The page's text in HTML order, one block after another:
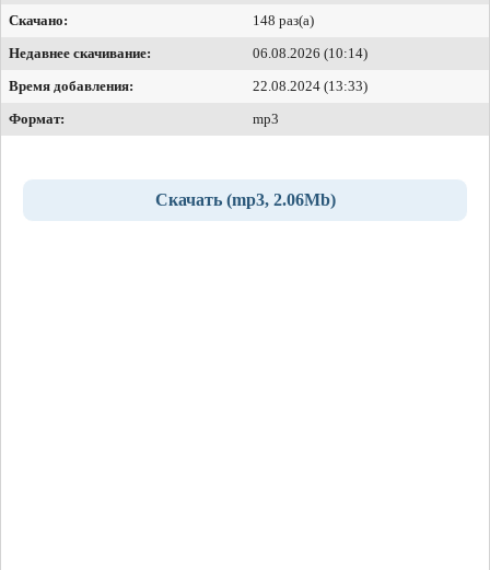
Скачано:
148 раз(а)
Недавнее скачивание:
06.08.2026 (10:14)
Время добавления:
22.08.2024 (13:33)
Формат:
mp3
Скачать (mp3, 2.06Mb)